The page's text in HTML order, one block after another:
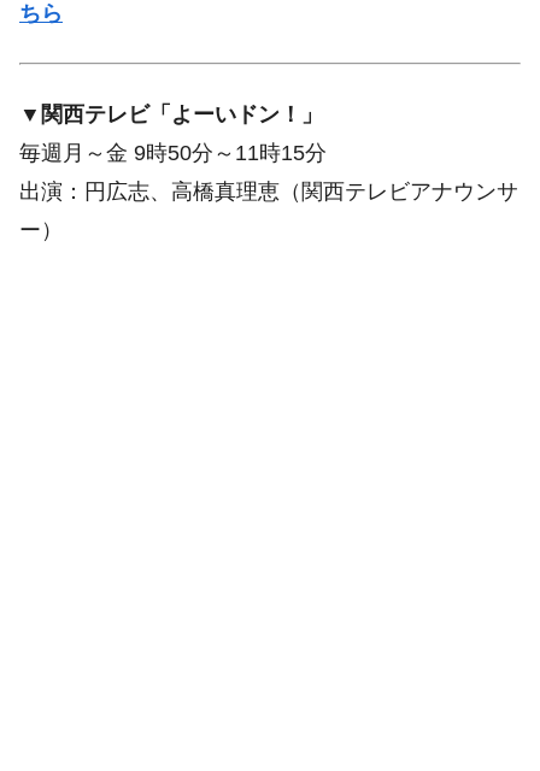
ちら
▼関西テレビ「よーいドン！」
毎週月～金 9時50分～11時15分
出演：円広志、高橋真理恵（関西テレビアナウンサ
ー）